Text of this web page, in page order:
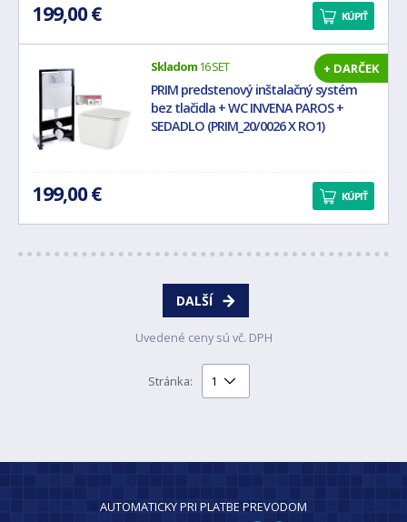
199,00 € KÚPIŤ
Skladom16 SET
PRIM predstenový inštalačný systém
bez tlačidla + WC INVENA PAROS +
SEDADLO (PRIM_20/0026 X RO1)
+ DARČEK
199,00 € KÚPIŤ
DALŠÍ
Uvedené ceny sú vč. DPH
Stránka:
AUTOMATICKY PRI PLATBE PREVODOM